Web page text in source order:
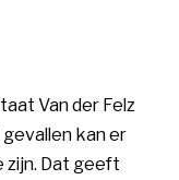
Van der Felz
kan er
zijn. Dat geeft